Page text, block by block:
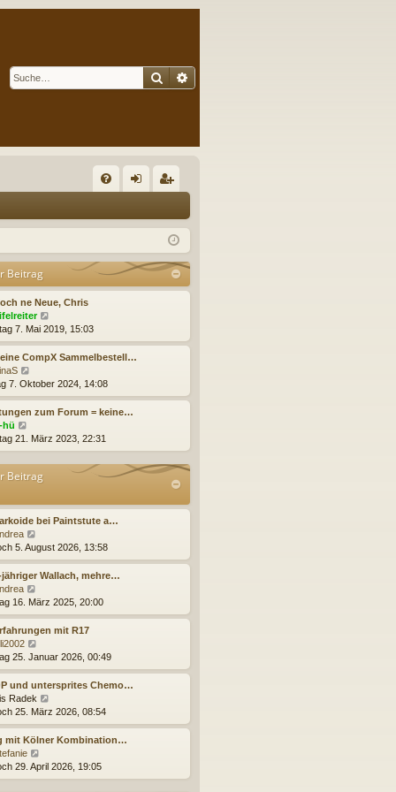
Suche
Q m
de
ist
re
Beitrag
ne Neue, Chris
e
u
e
t
e
7. Mai 2019, 15:03
CompX Sammelbestell…
e
u
e
t
e
r
B
r
a
7. Oktober 2024, 14:08
zum Forum = keine…
hü
e
u
e
s
e
r
B
e
r
a
21. März 2023, 22:31
Beitrag
bei Paintstute a…
e
u
e
t
e
B
r
a
g
5. August 2026, 13:58
jähriger Wallach, mehre…
e
u
e
t
e
B
e
r
a
g
16. März 2025, 20:00
mit R17
e
u
e
s
t
e
r
B
i
25. Januar 2026, 00:49
und untersprites Chemo…
Radek
e
u
e
t
e
25. März 2026, 08:54
mit Kölner Kombination…
e
u
29. April 2026, 19:05